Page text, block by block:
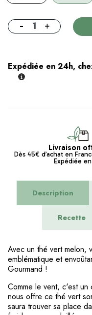
- +
Expédiée en 24h,
Livraison
Dès 45€ d’achat en
Expédiée
Description
Recette
Avec un thé vert melon,
emblématique et
Gourmand !
Comme le vent, c'est
nous offre ce thé vert
saura trouver sa place